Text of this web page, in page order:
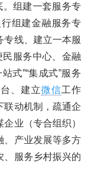
。组建一套服务专
组建金融服务专
专线、建立一本服
服务中心、金融
式”“集成式”服务
、建立微信工作
联动机制，疏通企
业（专合组织）
、产业发展等多方
、服务乡村振兴的